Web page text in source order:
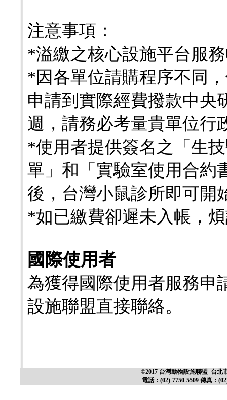
注意事項：
*溢繳之核心設施平台服
*因各單位請購程序不同
申請到實際經費撥款中央
週，請務必考量貴單位行
*使用者提供簽名之「生
單」和「實驗室使用合約
後，台灣小鼠診所即可開
*如已繳費卻遲未入帳，
國際使用者
為獲得國際使用者服務申
設施聯盟直接聯絡。
©2017 台灣動物設施聯盟 台北
電話：(02)-7750-5509 傳真：